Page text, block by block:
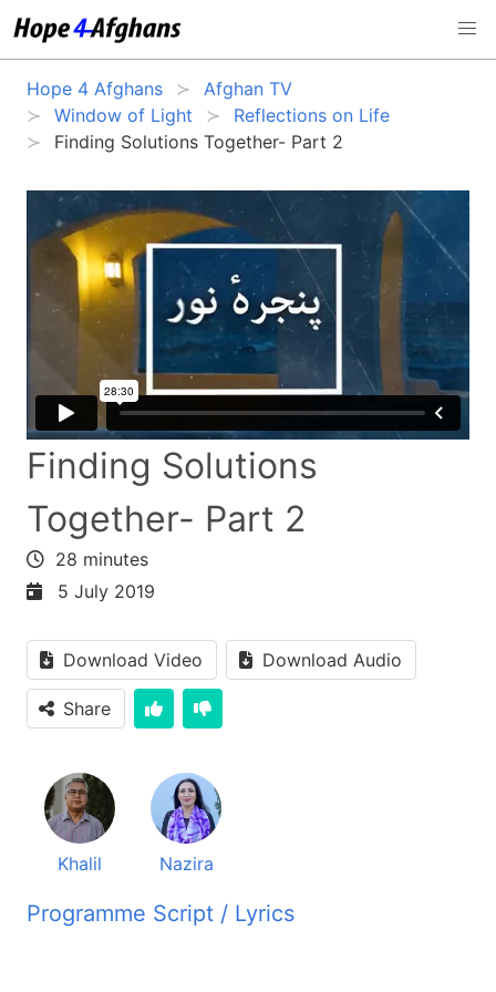
Hope 4 Afghans
Afghan TV
Window of Light
Reflections on Life
Finding Solutions Together- Part 2
Finding Solutions
Together- Part 2
28 minutes
5 July 2019
Download Video Download Audio
Share
Khalil Nazira
Programme Script / Lyrics